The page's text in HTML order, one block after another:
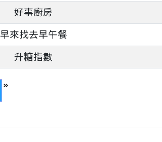
好事廚房
早來找去早午餐
升糖指數
»